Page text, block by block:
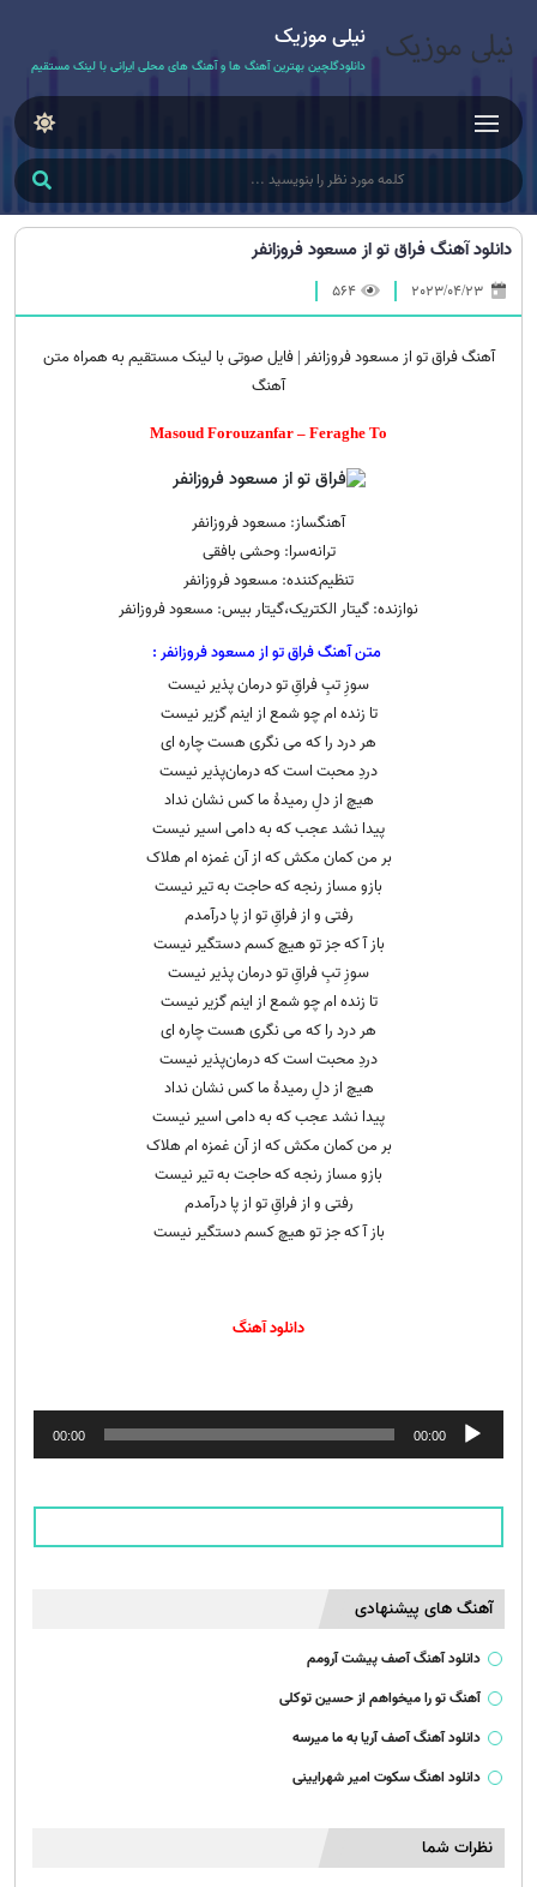
نیلی موزیک
دانلودگلچین بهترین آهنگ ها و آهنگ های محلی ایرانی با لینک مستقیم
دانلود آهنگ فراق تو از مسعود فروزانفر
564
آهنگ فراق تو از مسعود فروزانفر | فایل صوتی با لینک مستقیم به همراه متن
آهنگ
Masoud Forouzanfar – Feraghe To
آهنگساز: مسعود فروزانفر
ترانه‌سرا: وحشی بافقی
تنظیم‌کننده: مسعود فروزانفر
نوازنده: گیتار الکتریک،گیتار بیس: مسعود فروزانفر
متن آهنگ فراق تو از مسعود فروزانفر :
سوزِ تبِ فراقِ تو درمان‌ پذیر نیست
تا زنده ‌ام چو شمع از اینم گزیر نیست
هر درد را که می‌ نگری هست چاره‌ ای
دردِ محبت است که درمان‌پذیر نیست
هیچ از دلِ رمیدهٔ ما کس نشان نداد
پیدا نشد عجب که به دامی اسیر نیست
بر من کمان مکش که از آن غمزه‌ ام هلاک
بازو مساز رنجه که حاجت به تیر نیست
رفتی و از فراقِ تو از پا درآمدم
باز آ که جز تو هیچ کسم دستگیر نیست
سوزِ تبِ فراقِ تو درمان‌ پذیر نیست
تا زنده ‌ام چو شمع از اینم گزیر نیست
هر درد را که می‌ نگری هست چاره‌ ای
دردِ محبت است که درمان‌پذیر نیست
هیچ از دلِ رمیدهٔ ما کس نشان نداد
پیدا نشد عجب که به دامی اسیر نیست
بر من کمان مکش که از آن غمزه‌ ام هلاک
بازو مساز رنجه که حاجت به تیر نیست
رفتی و از فراقِ تو از پا درآمدم
باز آ که جز تو هیچ کسم دستگیر نیست
دانلود آهنگ
پخش‌کننده
صوت
00:00
00:00
آهنگ های پیشنهادی
دانلود آهنگ آصف پیشت آرومم
آهنگ تو را میخواهم از حسین توکلی
دانلود آهنگ آصف آریا به ما میرسه
دانلود اهنگ سکوت امیر شهرایینی
نظرات شما